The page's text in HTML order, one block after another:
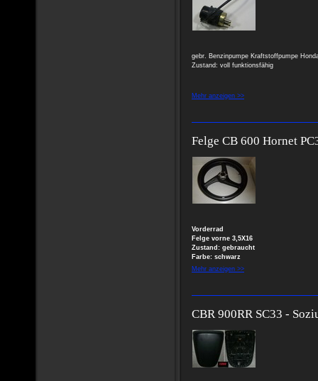
gebr. Benzinpumpe Kraftstoffpumpe
Zustand: voll funktionsfähig
Mehr anzeigen >>
Felge CB 600 Hornet
Vorderrad
Felge vorne 3,5X16
Zustand: gebraucht
Farbe: schwarz
Mehr anzeigen >>
CBR 900RR SC33 -